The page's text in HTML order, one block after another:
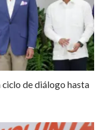
de diálogo hasta